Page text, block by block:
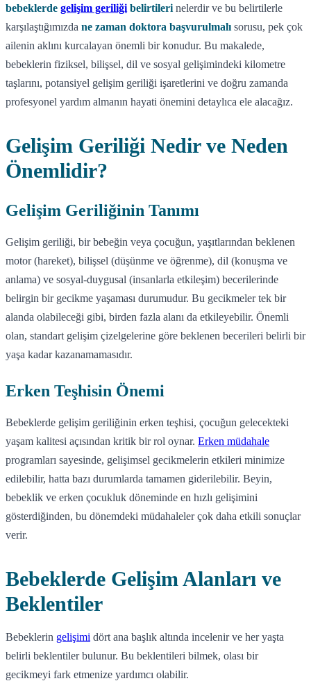
bebeklerde gelişim geriliği belirtileri nelerdir ve bu belirtilerle
karşılaştığımızda ne zaman doktora başvurulmalı sorusu, pek çok
ailenin aklını kurcalayan önemli bir konudur. Bu makalede,
bebeklerin fiziksel, bilişsel, dil ve sosyal gelişimindeki kilometre
taşlarını, potansiyel gelişim geriliği işaretlerini ve doğru zamanda
profesyonel yardım almanın hayati önemini detaylıca ele alacağız.
Gelişim Geriliği Nedir ve Neden
Önemlidir?
Gelişim Geriliğinin Tanımı
Gelişim geriliği, bir bebeğin veya çocuğun, yaşıtlarından beklenen
motor (hareket), bilişsel (düşünme ve öğrenme), dil (konuşma ve
anlama) ve sosyal-duygusal (insanlarla etkileşim) becerilerinde
belirgin bir gecikme yaşaması durumudur. Bu gecikmeler tek bir
alanda olabileceği gibi, birden fazla alanı da etkileyebilir. Önemli
olan, standart gelişim çizelgelerine göre beklenen becerileri belirli bir
yaşa kadar kazanamamasıdır.
Erken Teşhisin Önemi
Bebeklerde gelişim geriliğinin erken teşhisi, çocuğun gelecekteki
yaşam kalitesi açısından kritik bir rol oynar. Erken müdahale
programları sayesinde, gelişimsel gecikmelerin etkileri minimize
edilebilir, hatta bazı durumlarda tamamen giderilebilir. Beyin,
bebeklik ve erken çocukluk döneminde en hızlı gelişimini
gösterdiğinden, bu dönemdeki müdahaleler çok daha etkili sonuçlar
verir.
Bebeklerde Gelişim Alanları ve
Beklentiler
Bebeklerin gelişimi dört ana başlık altında incelenir ve her yaşta
belirli beklentiler bulunur. Bu beklentileri bilmek, olası bir
gecikmeyi fark etmenize yardımcı olabilir.